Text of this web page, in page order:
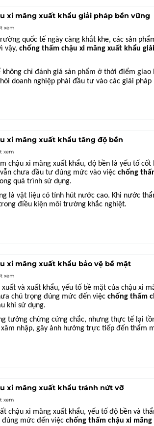
xi măng xuất khẩu giải pháp bền vững
xem
quốc tế ngày càng khắt khe, các sản
vậy,chống thấm chậu xi măng xuất khẩu
không chỉ đánh giá sản phẩm ở thời điểm
doanh nghiệp phải đầu tư vào các giải
xi măng xuất khẩu tăng độ bền
xem
chậu xi măng xuất khẩu, độ bền là yếu tố
chưa đầu tư đúng mức vào việcchống
quá trình sử dụng.
là vật liệu có tính hút nước cao. Khi nước
điều kiện môi trường khắc nghiệt.
xi măng xuất khẩu bảo vệ bề mặt
xem
xuất và xuất khẩu, yếu tố bề mặt của chậu xi
chú trọng đúng mức đến việcchống thấm
khi sử dụng.
tưởng chừng cứng chắc, nhưng thực tế lại
nhập, gây ảnh hưởng trực tiếp đến thẩm
xi măng xuất khẩu tránh nứt vỡ
xem
chậu xi măng xuất khẩu, yếu tố độ bền và
đúng mức đến việcchống thấm chậu xi